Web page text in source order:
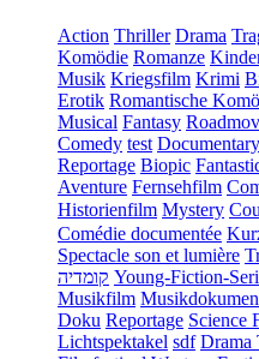
Action Thriller Drama
Komödie Romanze
Musik Kriegsfilm Krimi
Erotik Romantische
Musical Fantasy
Comedy test Documentary
Reportage Biopic
Aventure Fernsehfilm
Historienfilm Mystery
Comédie documentée
Spectacle son et lumière
קומדיה Young-Fiction-
Musikfilm
Doku Reportage Science
Lichtspektakel sdf Drama